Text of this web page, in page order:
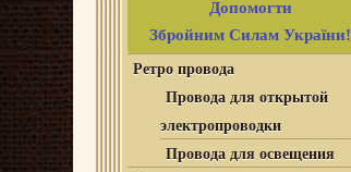
Допомогти
Збройним Силам України!
Ретро провода
Провода для открытой
электропроводки
Провода для освещения